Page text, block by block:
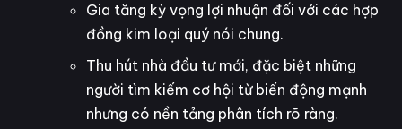
Gia tăng kỳ vọng lợi nhuận đối với các hợp
đồng kim loại quý nói chung.
Thu hút nhà đầu tư mới, đặc biệt những
người tìm kiếm cơ hội từ biến động mạnh
nhưng có nền tảng phân tích rõ ràng.